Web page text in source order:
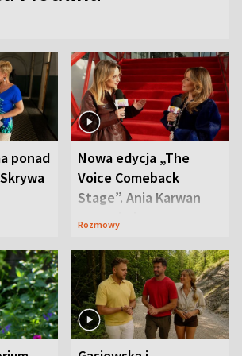
ponad
Nowa edycja „The
Voice Comeback
Stage”. Ania Karwan
zapowiada
Rozmowy